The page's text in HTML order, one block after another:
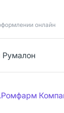
онлайн